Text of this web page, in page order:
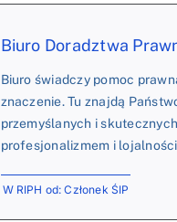
Biuro Doradztwa
Biuro świadczy pomoc
znaczenie. Tu znajdą
przemyślanych i
profesjonalizmem i
W RIPH od: Członek ŚIP